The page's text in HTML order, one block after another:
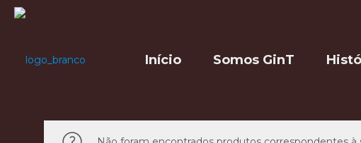
Início Somos GinT